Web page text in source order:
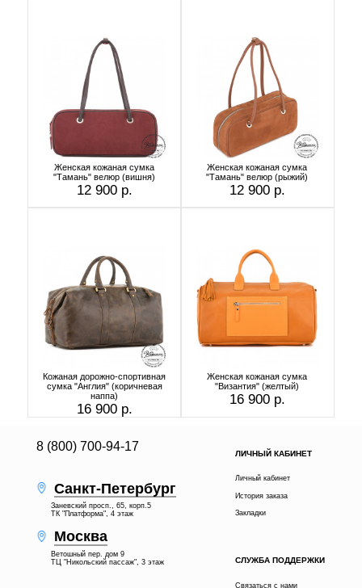
Женская кожаная сумка
"Тамань" велюр (вишня)
12 900 р.
Женская кожаная сумка
"Тамань" велюр (рыжий)
12 900 р.
Кожаная дорожно-спортивная
сумка "Англия" (коричневая
наппа)
16 900 р.
Женская кожаная сумка
"Византия" (желтый)
16 900 р.
8 (800) 700-94-17
Санкт-Петербург
Заневский просп., 65, корп.5
ТК "Платформа", 4 этаж
Москва
Ветошный пер. дом 9
ТЦ "Никольский пассаж", 3 этаж
ЛИЧНЫЙ КАБИНЕТ
Личный кабинет
История заказа
Закладки
СЛУЖБА ПОДДЕРЖКИ
Связаться с нами